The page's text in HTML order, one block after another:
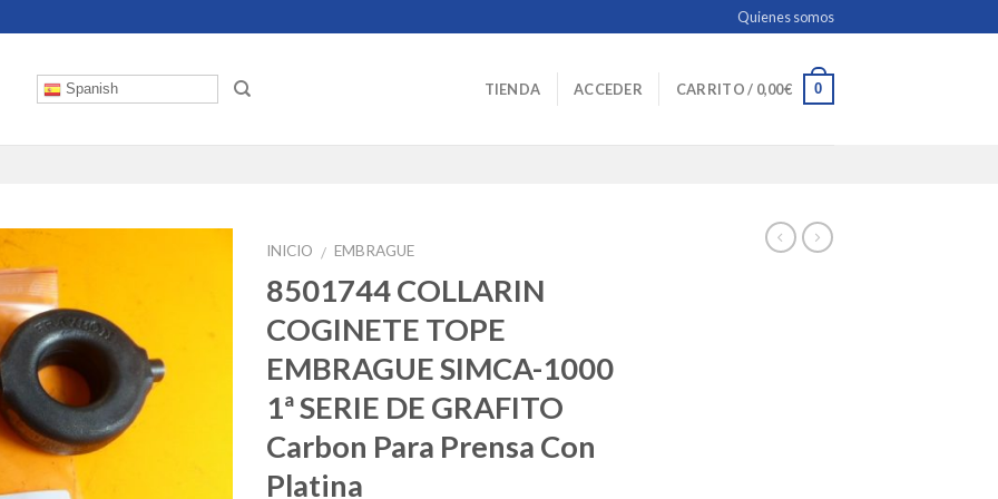
Quienes somos
Spanish TIENDA ACCEDER CARRITO / 0,00€ 0
INICIO / EMBRAGUE
8501744 COLLARIN
COGINETE TOPE
EMBRAGUE SIMCA-1000
1ª SERIE DE GRAFITO
Carbon Para Prensa Con
Platina